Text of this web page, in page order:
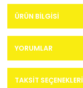
ÜRÜN BILGISI
YORUMLAR
TAKSIT SEÇENEKLERI